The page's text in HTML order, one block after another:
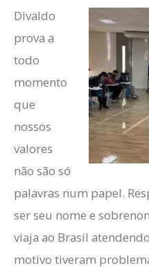
Divaldo
prova a
todo
momento
que
nossos
valores
não são só
palavras num papel.
ser seu nome e
viaja ao Brasil
motivo tiveram